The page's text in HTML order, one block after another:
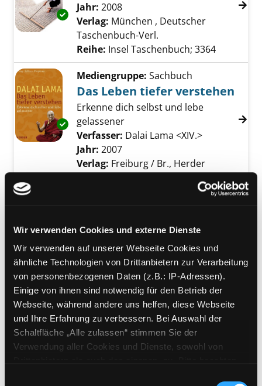
Wir verwenden Cookies und externe Dienste
Wir verwenden auf unserer Webseite Cookies und
ähnliche Technologien von Drittanbietern zur Verarbeitung
von personenbezogenen Daten (z.B.: IP-Adressen).
Einige von ihnen sind notwendig für den Betrieb der
Webseite, während andere uns helfen, diese Webseite
und Ihre Erfahrung zu verbessern. Bei Auswahl der
Schaltfläche „Alle zulassen“ stimmen Sie der
Verwendung aller Cookies und Dienste, sowohl von
Exemplar-Details von Vom Geist des Zen
Jahr: 2008
Verlag: München , Deutscher
Taschenbuch-Verl.
Reihe: Insel Taschenbuch; 3364
Exemplar-Details von Das Leben tiefer
Mediengruppe: Sachbuch
Das Leben tiefer verstehen
Erkenne dich selbst und lebe
gelassener
Verfasser: Dalai Lama <XIV.>
Jahr: 2007
Verlag: Freiburg / Br., Herder
Exemplar-Details von Shaolin anzeigen
siegen ; mit der Kraft des Denkens
zu Ruhe, Klarheit und innerer Stärke
Verfasser:Moestl, BernhardSuche nach
Jahr:2010Verlag: München, Knaur
Reihe:Knaur; 78398
Exemplar-Details von Zazen anzeigen
Mediengruppe:Sachbuch
Zazen
die Übung des Zen ; Grundlagen